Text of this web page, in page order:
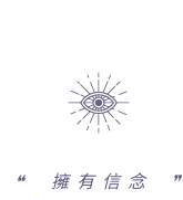
❝ 擁 有 信 念 ❞